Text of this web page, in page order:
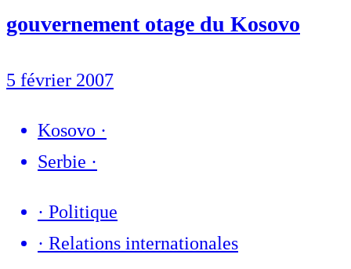
gouvernement otage du Kosovo
5 février 2007
Kosovo ·
Serbie ·
· Politique
· Relations internationales